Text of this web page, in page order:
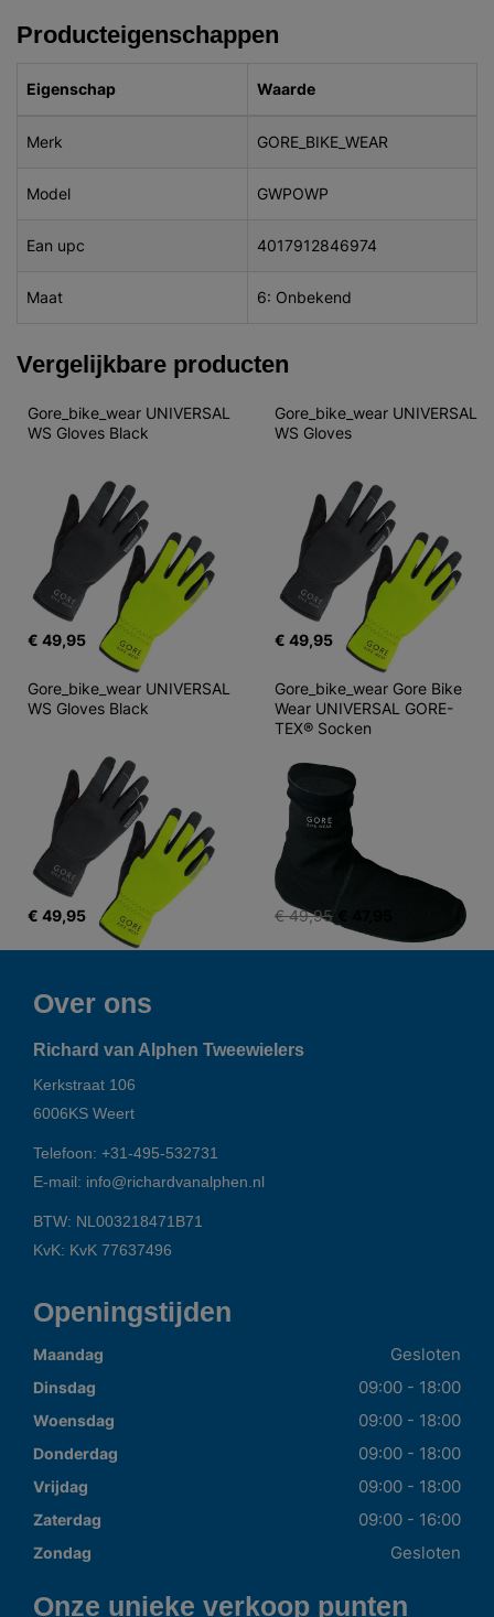
Producteigenschappen
Eigenschap Waarde
Merk GORE_BIKE_WEAR
Model GWPOWP
Ean upc 4017912846974
Maat 6: Onbekend
Vergelijkbare producten
Gore_bike_wear UNIVERSAL
WS Gloves Black
€ 49,95
Gore_bike_wear UNIVERSAL
WS Gloves
€ 49,95
Gore_bike_wear UNIVERSAL
WS Gloves Black
€ 49,95
Gore_bike_wear Gore Bike
Wear UNIVERSAL GORE-
TEX® Socken
€ 49,95
Over ons
Richard van Alphen Tweewielers
Kerkstraat 106
6006KS Weert
Telefoon: +31-495-532731
E-mail: info@richardvanalphen.nl
BTW: NL003218471B71
KvK: KvK 77637496
Openingstijden
Maandag Gesloten
Dinsdag 09:00 - 18:00
Woensdag 09:00 - 18:00
Donderdag 09:00 - 18:00
Vrijdag 09:00 - 18:00
Zaterdag 09:00 - 16:00
Zondag Gesloten
Onze unieke verkoop punten